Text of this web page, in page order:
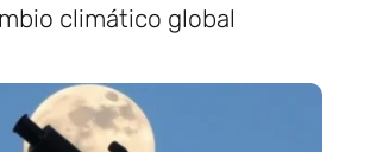
climático global